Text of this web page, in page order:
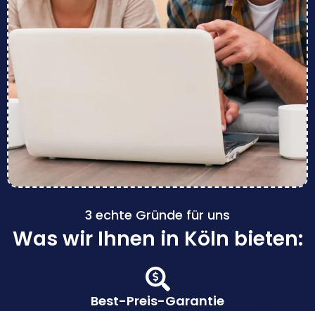
3 echte Gründe für uns
Was wir Ihnen in Köln bieten:
Best-Preis-Garantie